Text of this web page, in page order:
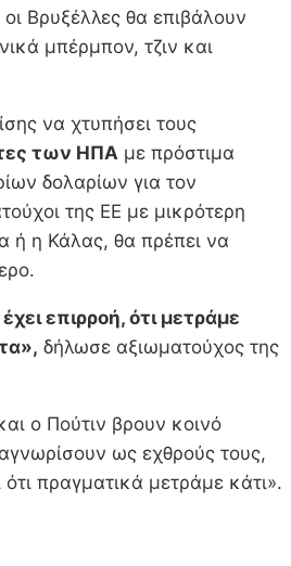
Βρυξέλλες θα επιβάλουν
μπέρμπον, τζιν και
να χτυπήσει τους
των ΗΠΑ με πρόστιμα
δολαρίων για τον
της ΕΕ με μικρότερη
ή η Κάλας, θα πρέπει να
επιρροή, ότι μετράμε
δήλωσε αξιωματούχος της
ο Πούτιν βρουν κοινό
ως εχθρούς τους,
πραγματικά μετράμε κάτι».